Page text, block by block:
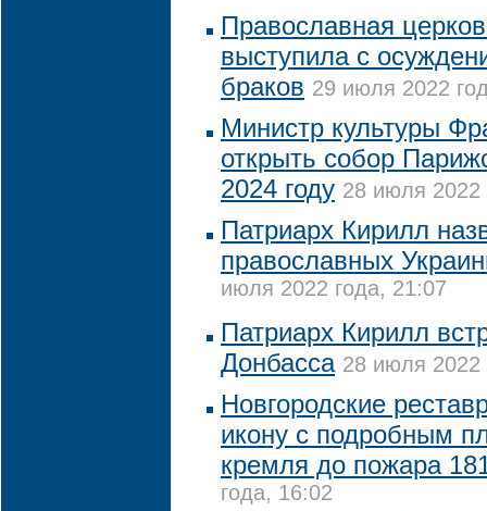
Православная
выступила с
браков 29 июля 2022
Министр культуры
открыть собор
2024 году 28 июля 2022
Патриарх Кирилл
православных
июля 2022 года, 21:07
Патриарх Кирилл
Донбасса 28 июля 2022
Новгородские
икону с подробным
кремля до пожара
года, 16:02